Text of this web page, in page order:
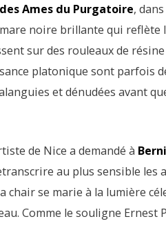
Ames du Purgatoire,
noire brillante qui reflète
sur des rouleaux de résine
platonique sont parfois
et dénudées avant
de Nice a demandé à
au plus sensible
chair se marie à la lumière
Comme le souligne Ernest